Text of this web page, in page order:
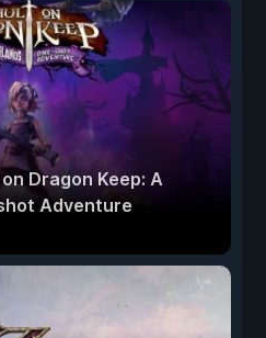
Dragon Keep: A
Adventure